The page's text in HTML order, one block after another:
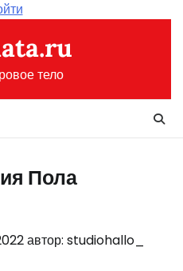
тело
Пола
автор: studiohallo_